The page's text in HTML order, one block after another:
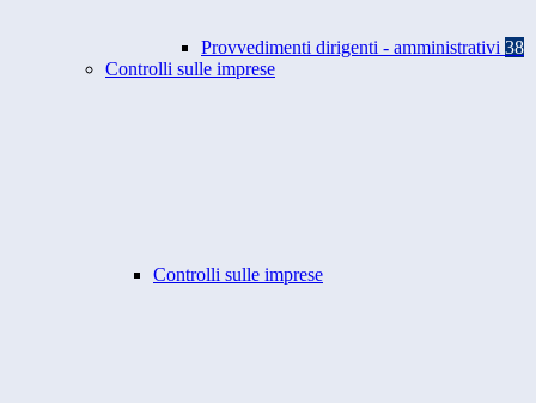
Provvedimenti dirigenti - amministrativi 38
Controlli sulle imprese
Controlli sulle imprese